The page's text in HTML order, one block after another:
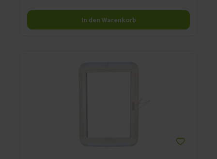
In den Warenkorb